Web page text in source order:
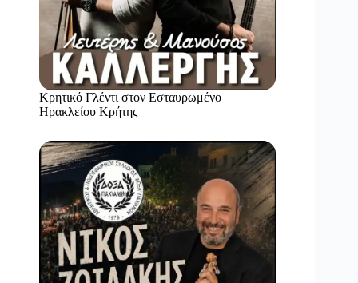
Κρητικό Γλέντι στον Εσταυρωμένο
Ηρακλείου Κρήτης